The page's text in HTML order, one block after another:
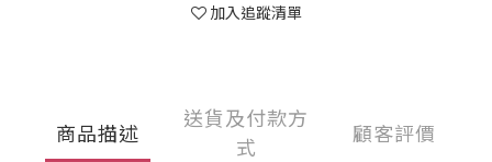
加入追蹤清單
商品描述
送貨及付款方
式
顧客評價